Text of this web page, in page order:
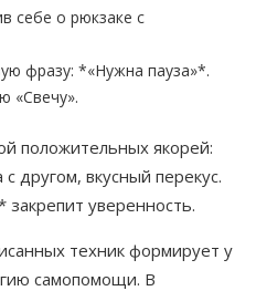
себе о рюкзаке с
фразу: *«Нужна пауза»*.
«Свечу».
положительных якорей:
другом, вкусный перекус.
уверенность.
техник формирует у
самопомощи. В